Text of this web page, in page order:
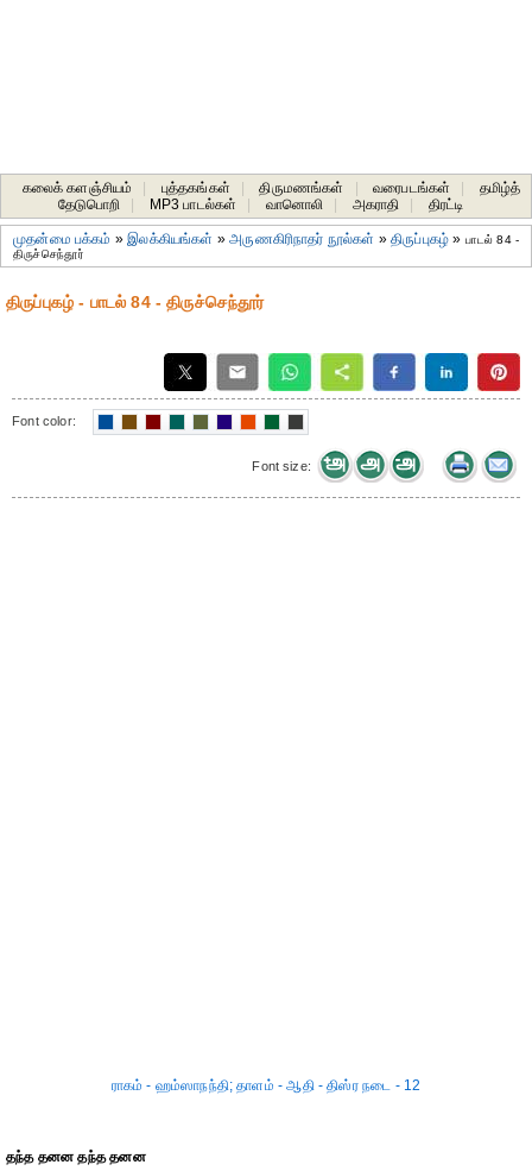
கலைக் களஞ்சியம் புத்தகங்கள் திருமணங்கள் வரைபடங்கள்
தமிழ்த்
தேடுபொறி
MP3 பாடல்கள் வானொலி அகராதி திரட்டி
முதன்மை பக்கம் »இலக்கியங்கள் »அருணகிரிநாதர் நூல்கள் »திருப்புகழ் » பாடல் 84 -
திருச்செந்தூர்
திருப்புகழ் - பாடல் 84 - திருச்செந்தூர்
Font color:
Font size:
ராகம் - ஹம்ஸாநந்தி; தாளம் - ஆதி - திஸ்ர நடை - 12
தந்த தனன தந்த தனன